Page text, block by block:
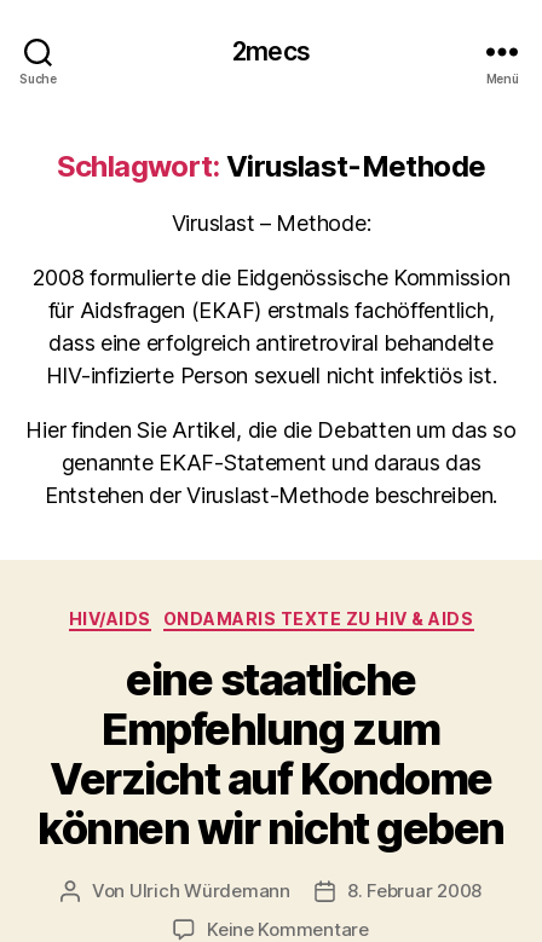
Suche
2mecs
Menü
Schlagwort: Viruslast-Methode
Viruslast – Methode:
2008 formulierte die Eidgenössische Kommission
für Aidsfragen (EKAF) erstmals fachöffentlich,
dass eine erfolgreich antiretroviral behandelte
HIV-infizierte Person sexuell nicht infektiös ist.
Hier finden Sie Artikel, die die Debatten um das so
genannte EKAF-Statement und daraus das
Entstehen der Viruslast-Methode beschreiben.
Kategorien
HIV/AIDS ONDAMARIS TEXTE ZU HIV & AIDS
eine staatliche
Empfehlung zum
Verzicht auf Kondome
können wir nicht geben
Beitragsautor
Von Ulrich Würdemann Beitragsdatum
8. Februar 2008
Keine Kommentarezu